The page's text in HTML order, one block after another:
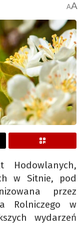
AA
Hodowlanych,
w Sitnie, pod
przez
Rolniczego w
wydarzeń